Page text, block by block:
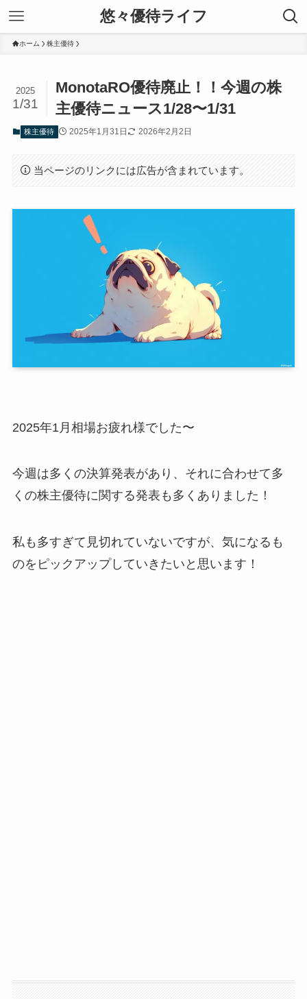
悠々優待ライフ
ホーム 株主優待
MonotaRO優待廃止！！今週の株
主優待ニュース1/28〜1/31
2025
1/31
株主優待 2025年1月31日 2026年2月2日
当ページのリンクには広告が含まれています。
2025年1月相場お疲れ様でした〜
今週は多くの決算発表があり、それに合わせて多
くの株主優待に関する発表も多くありました！
私も多すぎて見切れていないですが、気になるも
のをピックアップしていきたいと思います！